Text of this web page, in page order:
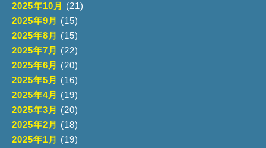
2025年10月
(21)
2025年9月
(15)
2025年8月
(15)
2025年7月
(22)
2025年6月
(20)
2025年5月
(16)
2025年4月
(19)
2025年3月
(20)
2025年2月
(18)
2025年1月
(19)